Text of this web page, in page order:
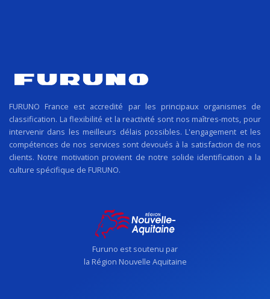
FURUNO France est accredité par les principaux organismes de
classification. La flexibilité et la reactivité sont nos maîtres-mots, pour
intervenir dans les meilleurs délais possibles. L'engagement et les
compétences de nos services sont devoués à la satisfaction de nos
clients. Notre motivation provient de notre solide identification a la
culture spécifique de FURUNO.
Furuno est soutenu par
la Région Nouvelle Aquitaine